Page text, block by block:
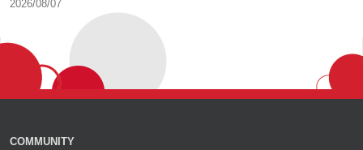
2026/08/07
COMMUNITY